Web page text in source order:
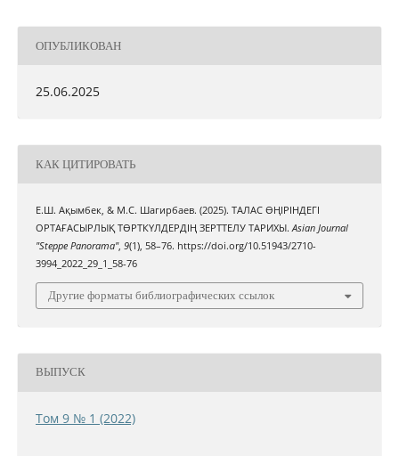
ОПУБЛИКОВАН
25.06.2025
КАК ЦИТИРОВАТЬ
Е.Ш. Ақымбек, & М.С. Шагирбаев. (2025). ТАЛАС ӨҢІРІНДЕГІ
ОРТАҒАСЫРЛЫҚ ТӨРТКҮЛДЕРДІҢ ЗЕРТТЕЛУ ТАРИХЫ.Asian Journal
"Steppe Panorama", 9(1), 58–76. https://doi.org/10.51943/2710-
3994_2022_29_1_58-76
Другие форматы библиографических ссылок
ВЫПУСК
Том 9 № 1 (2022)